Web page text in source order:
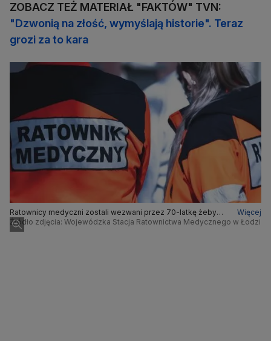
ZOBACZ TEŻ MATERIAŁ "FAKTÓW" TVN:
"Dzwonią na złość, wymyślają historie". Teraz
grozi za to kara
Ratownicy medyczni zostali wezwani przez 70-latkę żeby
pomóc jej odebrać z placówki pocztowej emeryturę
Więcej
Źródło zdjęcia: Wojewódzka Stacja Ratownictwa Medycznego w Łodzi